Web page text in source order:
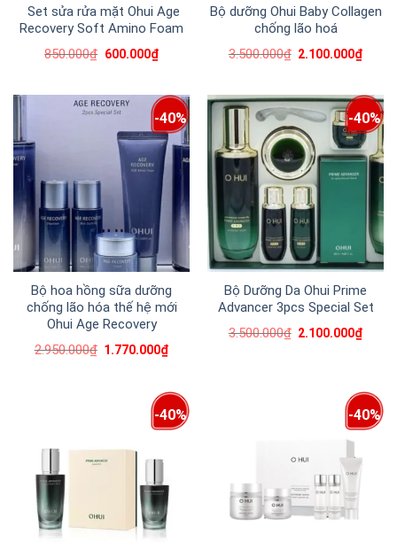
Set sửa rửa mặt Ohui Age
Recovery Soft Amino Foam
850.000₫ 600.000₫
Bộ dưỡng Ohui Baby Collagen
chống lão hoá
3.500.000₫ 2.100.000₫
-40%
Bộ hoa hồng sữa dưỡng
chống lão hóa thế hệ mới
Ohui Age Recovery
2.950.000₫ 1.770.000₫
-40%
Bộ Dưỡng Da Ohui Prime
Advancer 3pcs Special Set
3.500.000₫ 2.100.000₫
-40% -40%